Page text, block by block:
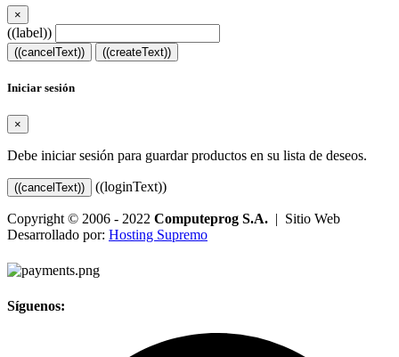
×
((label))
((cancelText)) ((createText))
Iniciar sesión
×
Debe iniciar sesión para guardar productos en su lista de deseos.
((cancelText)) ((loginText))
Copyright © 2006 - 2022 Computeprog S.A. | Sitio Web
Desarrollado por: Hosting Supremo
Síguenos: